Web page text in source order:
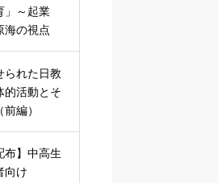
」～起業
海の視点
られた日教
的活動とそ
編）
布】中高生
向け